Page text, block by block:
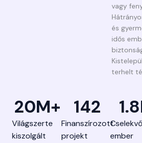
vagy
és
idős
terhelt
Világszerte
kiszolgált
20M+
Finanszírozott
projekt
142
ember
1.8